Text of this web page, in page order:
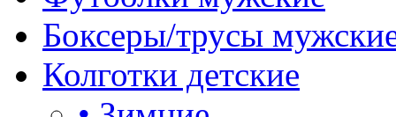
Боксеры/трусы
Колготки детские